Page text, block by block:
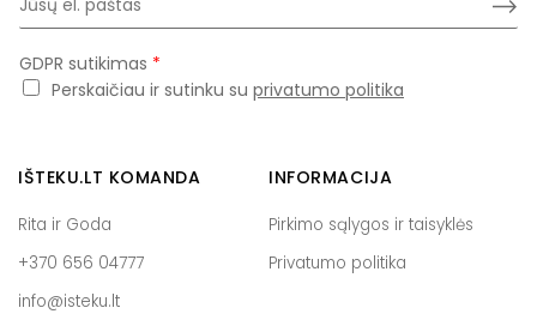
IŠTEKU.LT KOMANDA
Rita ir Goda
+370 656 04777
info@isteku.lt
INFORMACIJA
Pirkimo sąlygos ir taisyklės
Privatumo politika
m
a
i
*
GDPR sutikimas *
Perskaičiau ir sutinku su privatumo politika